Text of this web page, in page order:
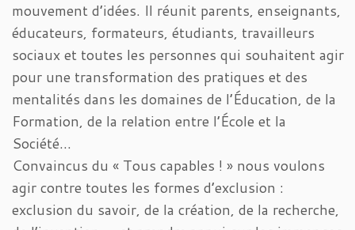
mouvement d’idées. Il réunit parents, enseignants,
éducateurs, formateurs, étudiants, travailleurs
sociaux et toutes les personnes qui souhaitent agir
pour une transformation des pratiques et des
mentalités dans les domaines de l’Éducation, de la
Formation, de la relation entre l’École et la
Société…
Convaincus du « Tous capables ! » nous voulons
agir contre toutes les formes d’exclusion :
exclusion du savoir, de la création, de la recherche,